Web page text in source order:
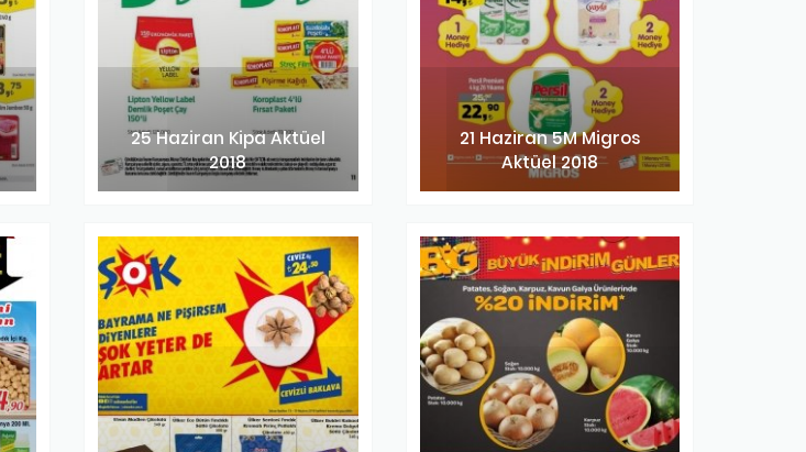
25 Haziran Kipa Aktüel
2018
21 Haziran 5M Migros
Aktüel 2018